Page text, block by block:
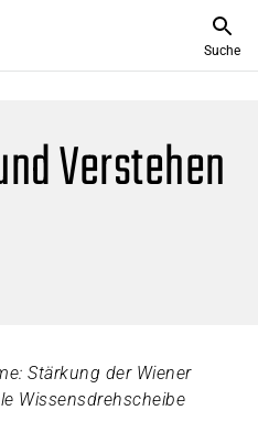
Suche
Verstehen
Stärkung der Wiener
Wissensdrehscheibe